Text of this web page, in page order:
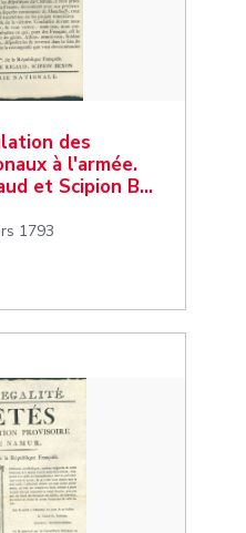
des
à l'armée.
et Scipion B…
1793